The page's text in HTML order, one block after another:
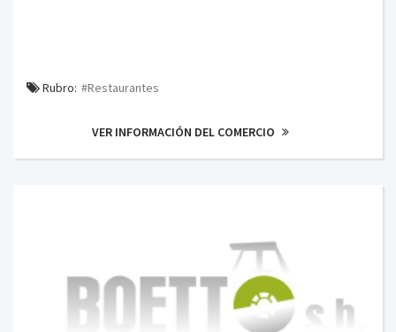
Rubro: #Restaurantes
VER INFORMACIÓN DEL COMERCIO